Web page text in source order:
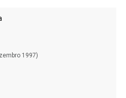
itens
1997)